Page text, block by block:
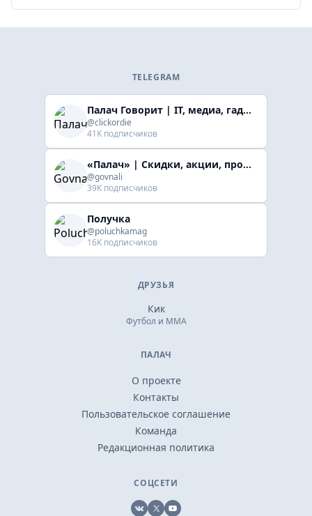
TELEGRAM
Палач Говорит | IT, медиа, гaджеты, скидки
@clickordie
41K подписчиков
«Палач» | Скидки, акции, промокоды
@govnali
39K подписчиков
Получка
@poluchkamag
16K подписчиков
ДРУЗЬЯ
Кик
Футбол и ММА
ПАЛАЧ
О проекте
Контакты
Пользовательское соглашение
Команда
Редакционная политика
СОЦСЕТИ
VK X YouTube